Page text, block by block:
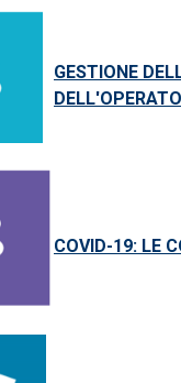
GESTIONE
COVID-19: LE